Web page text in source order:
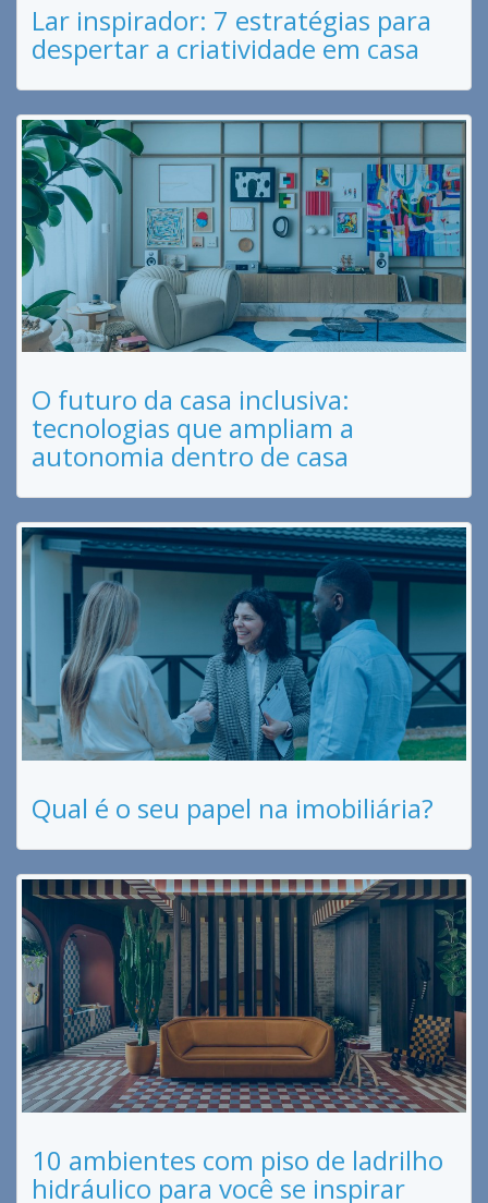
Lar inspirador: 7 estratégias para
despertar a criatividade em casa
O futuro da casa inclusiva:
tecnologias que ampliam a
autonomia dentro de casa
Qual é o seu papel na imobiliária?
10 ambientes com piso de ladrilho
hidráulico para você se inspirar